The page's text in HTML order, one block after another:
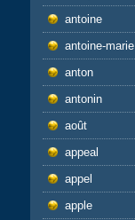
antoine
antoine-marie
anton
antonin
août
appeal
appel
apple